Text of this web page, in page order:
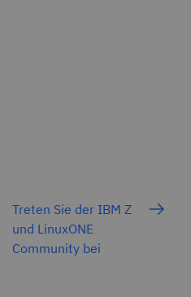
Treten Sie der IBM Z
und LinuxONE
Community bei